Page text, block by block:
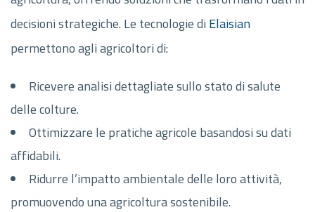
decisioni strategiche. Le tecnologie di Elaisian
permettono agli agricoltori di:
Ricevere analisi dettagliate sullo stato di salute
delle colture.
Ottimizzare le pratiche agricole basandosi su dati
affidabili.
Ridurre l’impatto ambientale delle loro attività,
promuovendo una agricoltura sostenibile.